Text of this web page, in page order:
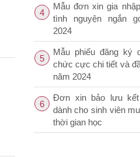
4
Mẫu đơn xin gia
tình nguyện ngắn
2024
5
Mẫu phiếu đăng ký
chức cực chi tiết và
năm 2024
6
Đơn xin bảo lưu
dành cho sinh viên
thời gian học